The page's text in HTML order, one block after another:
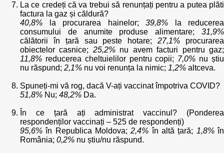
La ce credeți că va trebui să renunțați pentru a putea plăti
factura la gaz și căldură?
40,8% la procurarea hainelor; 39,8% la reducerea
consumului de anumite produse alimentare; 31,9%
călătorii în țară sau peste hotare;27,1% procurarea
obiectelor casnice; 25,2%nu avem facturi pentru gaz;
11,8% reducerea cheltuielilor pentru copii; 7,0% nu știu
nu răspund; 2,1% nu voi renunța la nimic; 1,2% altceva.
Spuneți-mi vă rog, dacă V-ați vaccinat împotriva COVID?
51,8% Nu; 48,2% Da.
În ce țară ați administrat vaccinul? (Ponderea
respondenților vaccinați – 525 de respondenți)
95,6% în Republica Moldova;2,4% în altă țară; 1,8%în
România; 0,2% nu știu/nu răspund.